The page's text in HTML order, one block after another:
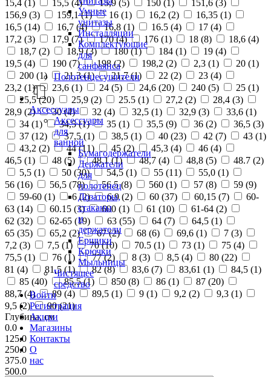
Умные
унитазы
Инсталляции
Комплектующие
для
санфаянса
Полотенцесушители
Аксессуары
Аксессуары
для
ванной
Бумагодержатели
Держатели
для
полотенец
Дозаторы,
стаканы
и
держатели
Ершики
Крючки
Мыльницы
Чистящее
средство
Войти
Регистрация
Акции
Магазины
Контакты
О
нас
15,4 (1 ) 15,5 (4) 15,9 (5) 150 (1 ) 151,6 (3)
156,9 (3) 159,1 (1) 16 (1) 16,2 (2) 16,35 (1)
16,5 (14) 16,7 (4) 16,8 (1) 16.5 (4) 17 (4)
17,2 (3) 17,9 (7) 170 (4) 176 (1) 18 (8) 18,6 (4)
18,7 (2) 18,9 (3) 180 (1) 184 (1) 19 (4)
19,5 (4) 190 (7) 198 (2) 198,2 (2) 2,3 (1) 20 (1)
200 (1) 21,3 (1) 21,7 (1) 22 (2) 23 (4)
23,2 (1) 23,6 (1) 24 (5) 24,6 (20) 240 (5) 25 (1)
25,5 (20) 25,9 (2) 25.5 (1) 27,2 (2) 28,4 (3)
28,9 (2) 30 (4) 32 (4) 32,5 (1) 32,9 (3) 33,6 (1)
34 (1) 34,5 (1) 35 (1) 35,5 (9) 36 (2) 36,5 (3)
37 (12) 37,5 (1) 38,5 (1) 40 (23) 42 (7) 43 (1)
43,2 (2) 44 (11) 45 (2) 45,3 (4) 46 (4)
46,5 (1) 48 (5) 48,1 (1) 48,7 (4) 48,8 (5) 48.7 (2)
5,5 (1) 50 (30) 54,5 (1) 55 (11) 55,0 (1)
56 (16) 56,5 (78) 56.5 (8) 560 (1) 57 (8) 59 (9)
59-60 (1) 6 (2) 6,9 (2) 60 (37) 60,15 (7)
60-
63 (14) 60.15 (3) 600 (1) 61 (10) 61-64 (2)
62 (32) 62-65 (19) 63 (55) 64 (7) 64,5 (1)
65 (35) 65,2 (2) 67 (2) 68 (6) 69,6 (1) 7 (3)
7,2 (3) 7,5 (1) 70 (10) 70.5 (1) 73 (1) 75 (4)
75,5 (1) 76 (1) 77 (2) 8 (3) 8,5 (4) 80 (22)
81 (4) 81,5 (1) 82 (8) 83,6 (7) 83,61 (1) 84,5 (1)
85 (40) 85,5 (1) 850 (8) 86 (1) 87 (20)
88,7 (4) 89 (4) 89,5 (1) 9 (1) 9,2 (2) 9,3 (1)
9,5 (2) 90 (21)
Глубина, см
0.0
125.0
250.0
375.0
500.0